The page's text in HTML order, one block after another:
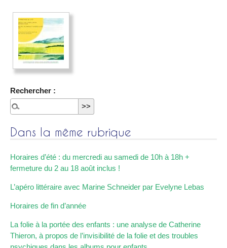
Rechercher :
Dans la même rubrique
Horaires d’été : du mercredi au samedi de 10h à 18h +
fermeture du 2 au 18 août inclus !
L’apéro littéraire avec Marine Schneider par Evelyne Lebas
Horaires de fin d’année
La folie à la portée des enfants : une analyse de Catherine
Thieron, à propos de l’invisibilité de la folie et des troubles